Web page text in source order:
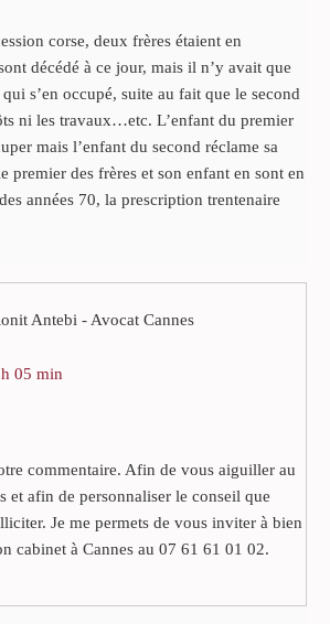
corse, deux frères étaient en
décédé à ce jour, mais il n’y avait que
s’en occupé, suite au fait que le second
ni les travaux…etc. L’enfant du premier
mais l’enfant du second réclame sa
premier des frères et son enfant en sont en
années 70, la prescription trentenaire
Antebi - Avocat Cannes
05 min
commentaire. Afin de vous aiguiller au
et afin de personnaliser le conseil que
Je me permets de vous inviter à bien
cabinet à Cannes au 07 61 61 01 02.